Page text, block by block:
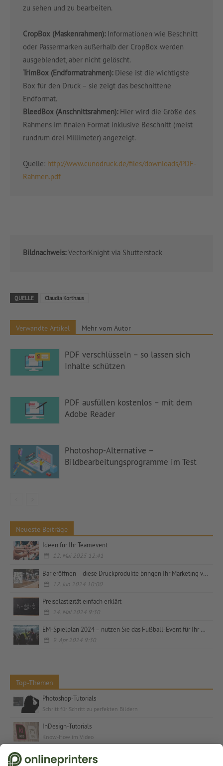
zu sehen und zu bearbeiten.
CropBox (Maskenrahmen):Informationen wie Beschnitt
oder Passermarken außerhalb der CropBox werden
ausgeblendet, aber nicht gelöscht.
TrimBox (Endformatrahmen):Diese ist die wichtigste
Box für den Druck – sie zeigt das beschnittene
Endformat.
BleedBox (Anschnittsrahmen):Hier wird die Größe des
Rahmens im finalen Format inklusive Beschnitt (meist
rundrum drei Millimeter) angezeigt.
Quelle: http://www.cunodruck.de/files/downloads/PDF-
Rahmen.pdf
Bildnachweis:VectorKnight via Shutterstock
QUELLE Claudia Korthaus
Verwandte Artikel Mehr vom Autor
PDF verschlüsseln – so lassen sich
Inhalte schützen
PDF ausfüllen kostenlos – mit dem
Adobe Reader
Photoshop-Alternative –
Bildbearbeitungsprogramme im Test
Neueste Beiträge
Ideen für Ihr Teamevent
12. Mai 2025 12:41
Bar eröffnen – diese Druckprodukte bringen Ihr Marketing voran
12. Jun 2024 10:00
Preiselastizität einfach erklärt
24. Mai 2024 9:30
EM-Spielplan 2024 – nutzen Sie das Fußball-Event für Ihr Marketing
9. Apr 2024 9:30
Top-Themen
Photoshop-Tutorials
Schritt für Schritt zu perfekten Bildern
InDesign-Tutorials
Know-How im Video
Kostenlose Schriften & Fonts